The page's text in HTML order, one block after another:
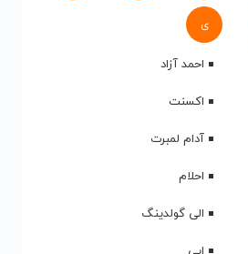
ی
احمد آزاد
اکسنت
آدام لمبرت
احلام
الی گولدینگ